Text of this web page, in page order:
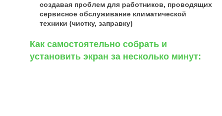
создавая проблем для работников, проводящих
сервисное обслуживание климатической
техники (чистку, заправку)
Как самостоятельно собрать и
установить экран за несколько минут: